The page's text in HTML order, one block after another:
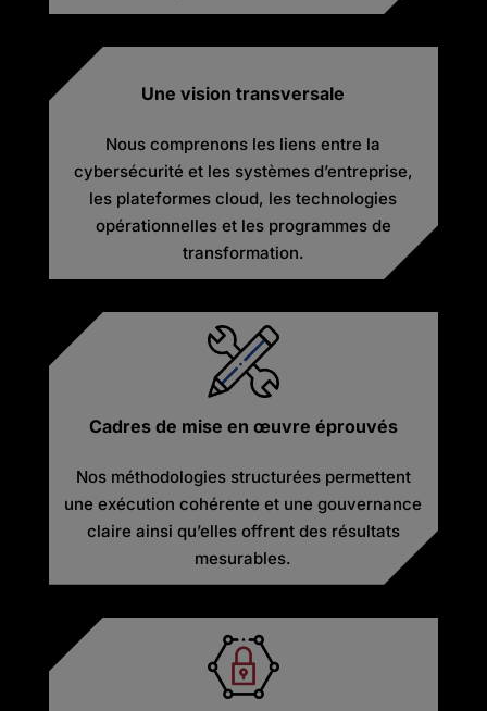
Une vision transversale
Nous comprenons les liens entre la
cybersécurité et les systèmes d’entreprise,
les plateformes cloud, les technologies
opérationnelles et les programmes de
transformation.
Cadres de mise en œuvre éprouvés
Nos méthodologies structurées permettent
une exécution cohérente et une gouvernance
claire ainsi qu’elles offrent des résultats
mesurables.